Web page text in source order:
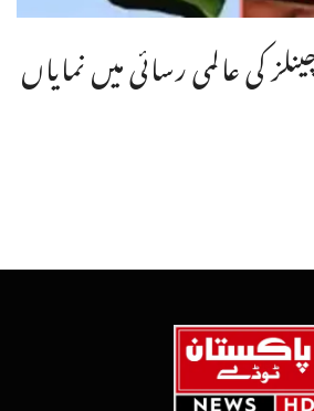
کی عالمی رسائی میں نمایاں